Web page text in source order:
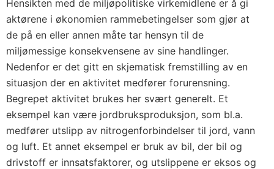
Hensikten med de miljøpolitiske virkemidlene er å gi
aktørene i økonomien rammebetingelser som gjør at
de på en eller annen måte tar hensyn til de
miljømessige konsekvensene av sine handlinger.
Nedenfor er det gitt en skjematisk fremstilling av en
situasjon der en aktivitet medfører forurensning.
Begrepet aktivitet brukes her svært generelt. Et
eksempel kan være jordbruksproduksjon, som bl.a.
medfører utslipp av nitrogenforbindelser til jord, vann
og luft. Et annet eksempel er bruk av bil, der bil og
drivstoff er innsatsfaktorer, og utslippene er eksos og